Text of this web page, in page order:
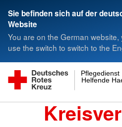
Sie befinden sich auf der
Website
You are on the German website,
use the switch to switch to the
Helfende
Pflegedienst